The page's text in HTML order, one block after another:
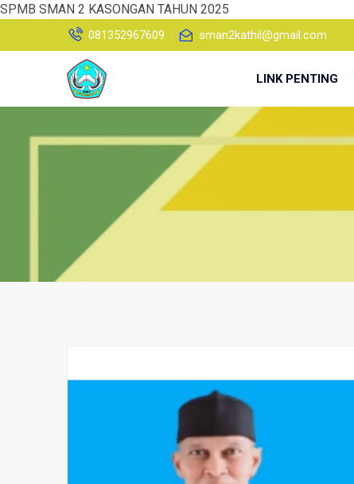
SPMB SMAN 2 KASONGAN TAHUN 2025
081352967609 sman2kathil@gmail.com
LINK PENTING